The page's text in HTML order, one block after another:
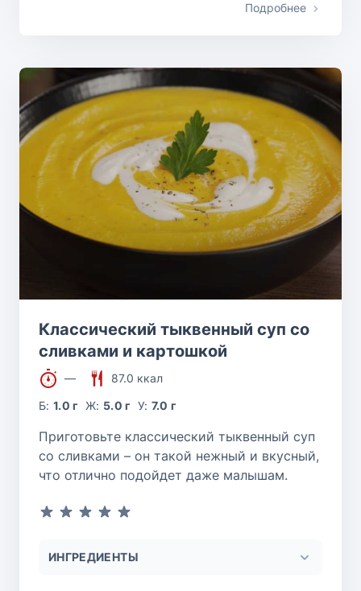
Подробнее
Классический тыквенный суп со
сливками и картошкой
—
87.0 ккал
Б:1.0 г Ж: 5.0 г У: 7.0 г
Приготовьте классический тыквенный суп
со сливками – он такой нежный и вкусный,
что отлично подойдет даже малышам.
ИНГРЕДИЕНТЫ